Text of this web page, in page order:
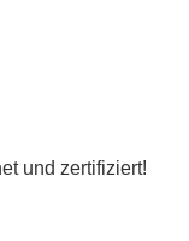
und zertifiziert!